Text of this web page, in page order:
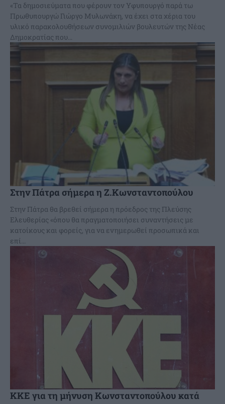
«Τα δημοσιεύματα που φέρουν τον Υφυπουργό παρά τω
Πρωθυπουργώ Γιώργο Μυλωνάκη, να έχει στα χέρια του
υλικό παρακολουθήσεων συνομιλιών βουλευτών της Νέας
Δημοκρατίας που...
Στην Πάτρα σήμερα η Ζ.Κωνσταντοπούλου
Στην Πάτρα θα βρεθεί σήμερα η πρόεδρος της Πλεύσης
Ελευθερίας «όπου θα πραγματοποιήσει συναντήσεις με
κατοίκους και φορείς, για να ενημερωθεί προσωπικά και
επί...
ΚΚΕ για τη μήνυση Κωνσταντοπούλου κατά